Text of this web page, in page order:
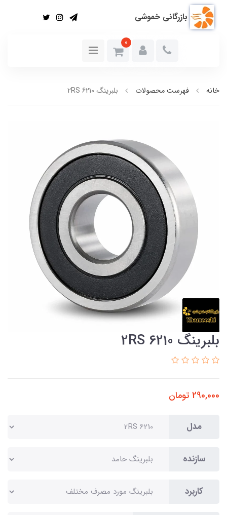
بازرگانی خموشی
0
خانه فهرست محصولات بلبرینگ 6210 2RS
بلبرینگ 6210 2RS
290,000 تومان
مدل
سازنده
کاربرد